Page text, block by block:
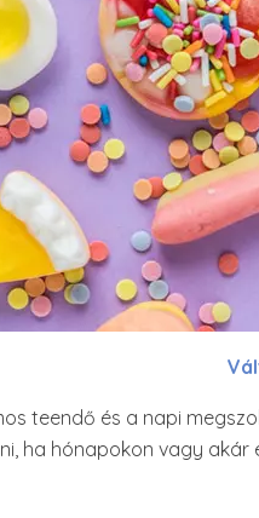
teendő és a napi
ha hónapokon vagy